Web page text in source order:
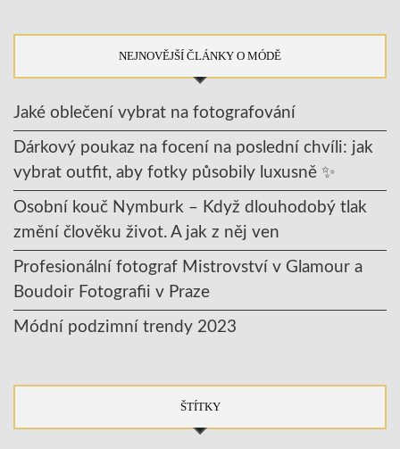
NEJNOVĚJŠÍ ČLÁNKY O MÓDĚ
Jaké oblečení vybrat na fotografování
Dárkový poukaz na focení na poslední chvíli: jak
vybrat outfit, aby fotky působily luxusně ✨
Osobní kouč Nymburk – Když dlouhodobý tlak
změní člověku život. A jak z něj ven
Profesionální fotograf Mistrovství v Glamour a
Boudoir Fotografii v Praze
Módní podzimní trendy 2023
ŠTÍTKY